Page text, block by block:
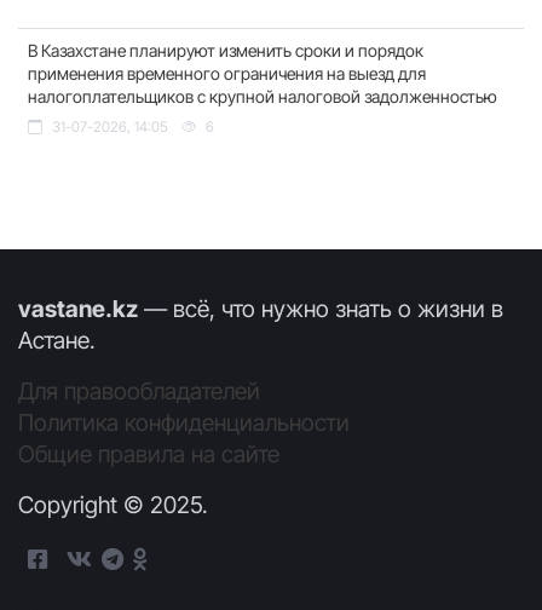
В Казахстане планируют изменить сроки и порядок
применения временного ограничения на выезд для
налогоплательщиков с крупной налоговой задолженностью
31-07-2026, 14:05 6
vastane.kz — всё, что нужно знать о жизни в
Астане.
Для правообладателей
Политика конфиденциальности
Общие правила на сайте
Copyright © 2025.